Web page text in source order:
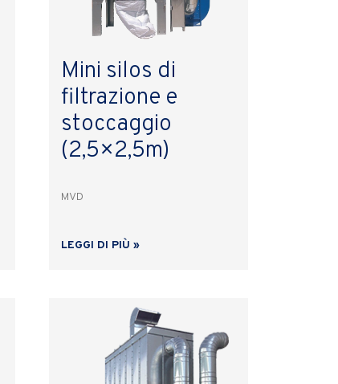
Mini silos di
filtrazione e
stoccaggio
(2,5×2,5m)
MVD
LEGGI DI PIÙ »